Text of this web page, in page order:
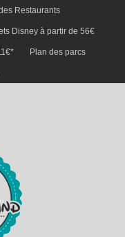
Restaurants
Disney à partir de 56€
Plan des parcs